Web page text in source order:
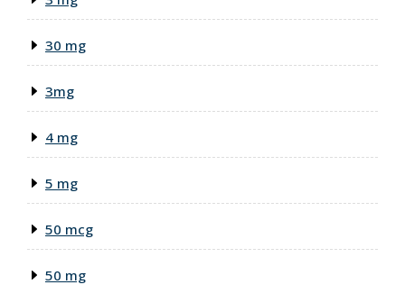
30 mg
3mg
4 mg
5 mg
50 mcg
50 mg